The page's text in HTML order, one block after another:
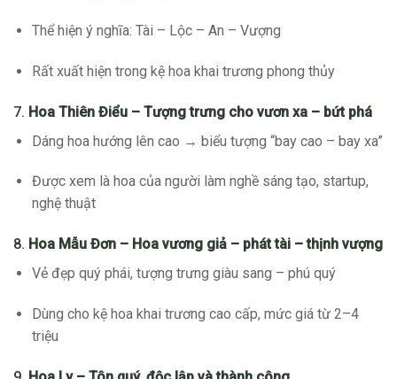
Thể hiện ý nghĩa: Tài – Lộc – An – Vượng
Rất xuất hiện trong kệ hoa khai trương phong thủy
7. Hoa Thiên Điểu – Tượng trưng cho vươn xa – bứt phá
Dáng hoa hướng lên cao → biểu tượng “bay cao – bay xa”
Được xem là hoa của người làm nghề sáng tạo, startup,
nghệ thuật
8. Hoa Mẫu Đơn – Hoa vương giả – phát tài – thịnh vượng
Vẻ đẹp quý phái, tượng trưng giàu sang – phú quý
Dùng cho kệ hoa khai trương cao cấp, mức giá từ 2–4
triệu